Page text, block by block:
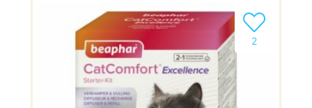
2
Ajouter le